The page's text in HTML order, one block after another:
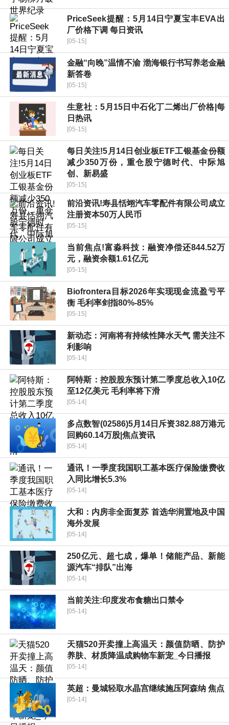
PriceSeek提醒：5月14日宁夏宝丰EVA出
厂价格下调 每日资讯
[05-15]
金融“向晚”温情不渝 渤海银行书写养老金融
新答卷
[05-15]
生意社：5月15日中石化丁二烯出厂价格|每
日热讯
[05-15]
每日关注!5月14日创业板ETF工银基金份额
减少350万份，重仓股宁德时代、中际旭
创、新易盛
[05-15]
前沿资讯!寿县恬翊汽车零配件有限公司成立
注册资本50万人民币
[05-15]
当前焦点!富淼科技：融资净偿还844.52万
元，融资余额1.61亿元
[05-15]
Biofrontera目标2026年实现现金流盈亏平
衡 毛利率剑指80%-85%
[05-15]
新动态：河南将有持续性降水天气 需关注不
利影响
[05-14]
阿特斯：控股股东预计第二季度总收入10亿
至12亿美元 毛利率将下滑
[05-14]
多点数智(02586)5月14日斥资382.88万港元
回购60.14万股|焦点资讯
[05-14]
通讯！一季度我国职工基本医疗保险缴费收
入同比增长5.3%
[05-14]
大和：内房非全面复苏 首选华润置地及中国
海外发展
[05-14]
250亿元、超七成，爆单！储能产品、新能
源汽车“排队”出海
[05-14]
当前关注:印度发布食糖出口禁令
[05-14]
天猫520开卖撞上高温天：颜值防晒、防护
养肤、材质降温成购物车新宠_今日播报
[05-14]
英超：曼城轻取水晶宫继续施压阿森纳 焦点
[05-14]